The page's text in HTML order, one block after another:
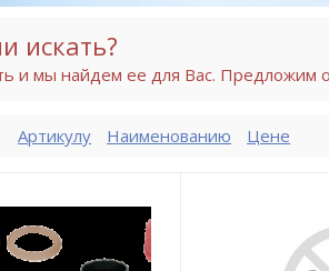
искать?
и мы найдем ее для Вас. Предложим
Артикулу Наименованию Цене